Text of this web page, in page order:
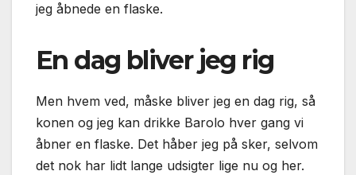
jeg åbnede en flaske.
En dag bliver jeg rig
Men hvem ved, måske bliver jeg en dag rig, så
konen og jeg kan drikke Barolo hver gang vi
åbner en flaske. Det håber jeg på sker, selvom
det nok har lidt lange udsigter lige nu og her.